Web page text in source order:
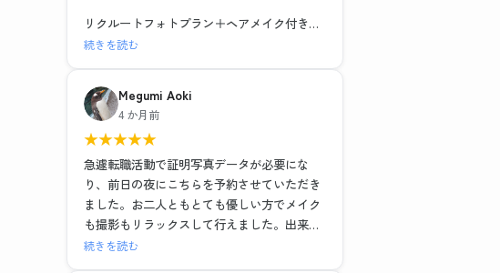
リクルートフォトプラン＋ヘアメイク付き
レタッチ強度別・背景3種類のデータと写真6
ヘアメイクも撮影もレタッチも全て大満足で
した！！
最近よくある就活写真専門のチェーン店とは
一つ一つの工程の丁寧さが全然違いますし、
他店が11,000円だったことを考えるとかなり
お得に感じます。
流れ作業ではなく、その人に合った提案や対
続きを読む
Megumi Aoki
4 か月前
★★★★★
急遽転職活動で証明写真データが必要にな
り、前日の夜にこちらを予約させていただき
ました。お二人ともとても優しい方でメイク
も撮影もリラックスして行えました。出来上
がった写真はそのまま社員証に使っても問題
続きを読む